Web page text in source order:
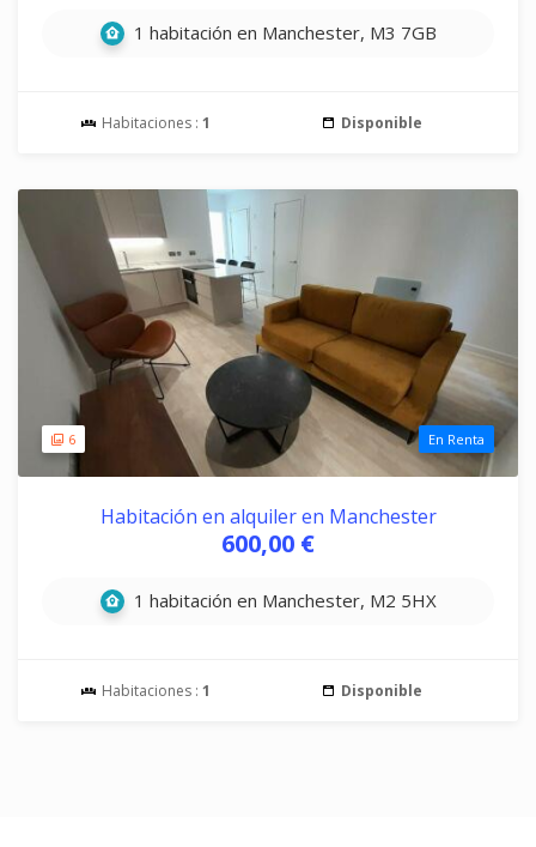
1 habitación en Manchester, M3 7GB
Habitaciones : 1 Disponible
6 En Renta
Habitación en alquiler en Manchester
600,00 €
1 habitación en Manchester, M2 5HX
Habitaciones : 1 Disponible